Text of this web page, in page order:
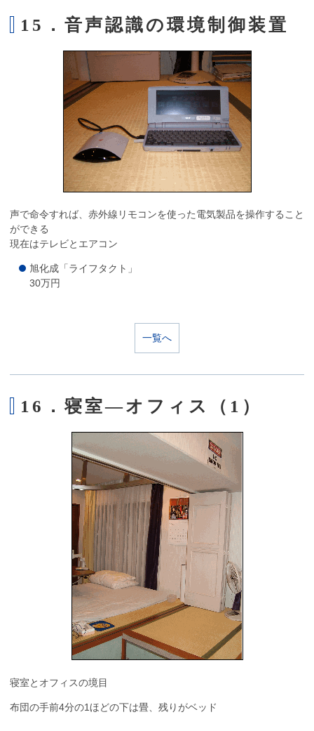
15．音声認識の環境制御装置
声で命令すれば、赤外線リモコンを使った電気製品を操作すること
ができる
現在はテレビとエアコン
旭化成「ライフタクト」
30万円
一覧へ
16．寝室―オフィス（1）
寝室とオフィスの境目
布団の手前4分の1ほどの下は畳、残りがベッド